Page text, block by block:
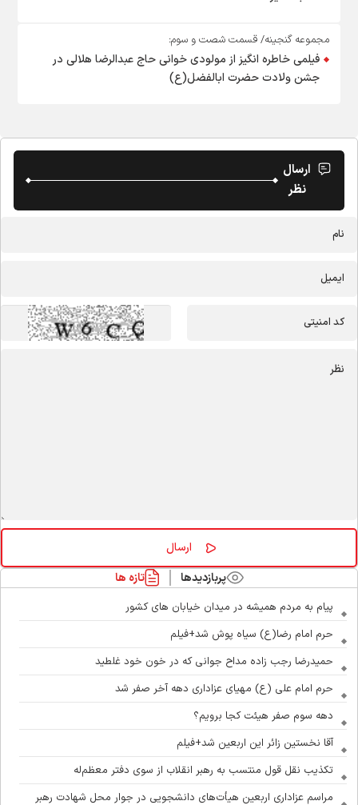
مجموعه گنجینه/ قسمت شصت و سوم:
فیلمی خاطره انگیز از مولودی خوانی حاج عبدالرضا هلالی در
جشن ولادت حضرت ابالفضل(ع)
ارسال
نظر
پربازدیدها تازه ها
پیام به مردم همیشه در میدان خیابان های کشور
حرم امام رضا(ع) سیاه پوش شد+فیلم
حمیدرضا رجب زاده مداح جوانی که در خون خود غلطید
حرم امام علی (ع) مهیای عزاداری دهه آخر صفر شد
دهه سوم صفر هیئت کجا برویم؟
آقا نخستین زائر این اربعین شد+فیلم
تکذیب نقل قول منتسب به رهبر انقلاب از سوی دفتر معظم‌له
مراسم عزاداری اربعین هیأت‌های دانشجویی در جوار محل شهادت رهبر